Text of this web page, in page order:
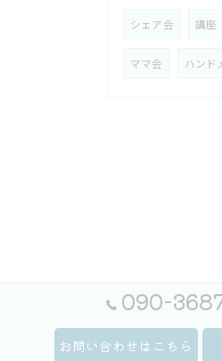
シェア会 講座
ママ会 ハンド
090-
お問い合わせはこちら